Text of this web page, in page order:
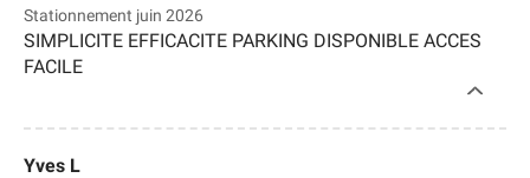
Stationnement juin 2026
SIMPLICITE EFFICACITE PARKING DISPONIBLE ACCES
FACILE
Yves L